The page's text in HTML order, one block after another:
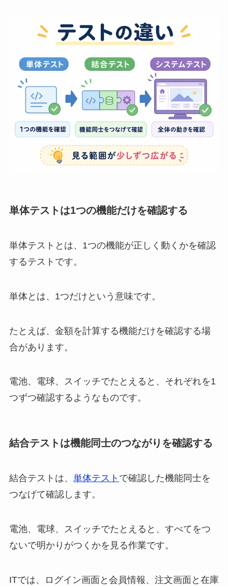
単体テストは1つの機能だけを確認する
単体テストとは、1つの機能が正しく動くかを確認
するテストです。
単体とは、1つだけという意味です。
たとえば、金額を計算する機能だけを確認する場
合があります。
電池、電球、スイッチでたとえると、それぞれを1
つずつ確認するようなものです。
結合テストは機能同士のつながりを確認する
結合テストは、 単体テスト で確認した機能同士を
つなげて確認します。
電池、電球、スイッチでたとえると、すべてをつ
ないで明かりがつくかを見る作業です。
ITでは、ログイン画面と会員情報、注文画面と在庫